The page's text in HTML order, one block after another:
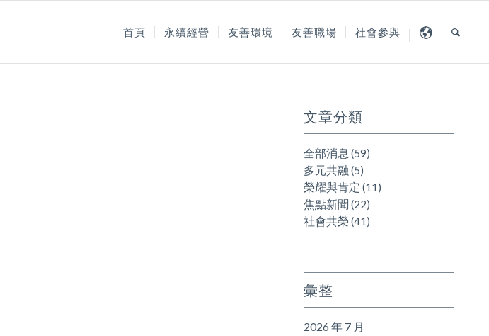
首頁 永續經營 友善環境 友善職場 社會參與
文章分類
全部消息 (59)
多元共融 (5)
榮耀與肯定 (11)
焦點新聞 (22)
社會共榮 (41)
彙整
2026 年 7 月